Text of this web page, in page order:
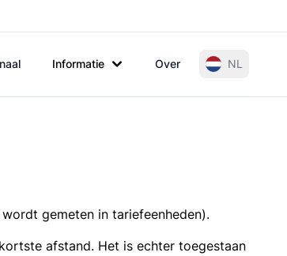
Informatie Over NL
gemeten in tariefeenheden).
afstand. Het is echter toegestaan